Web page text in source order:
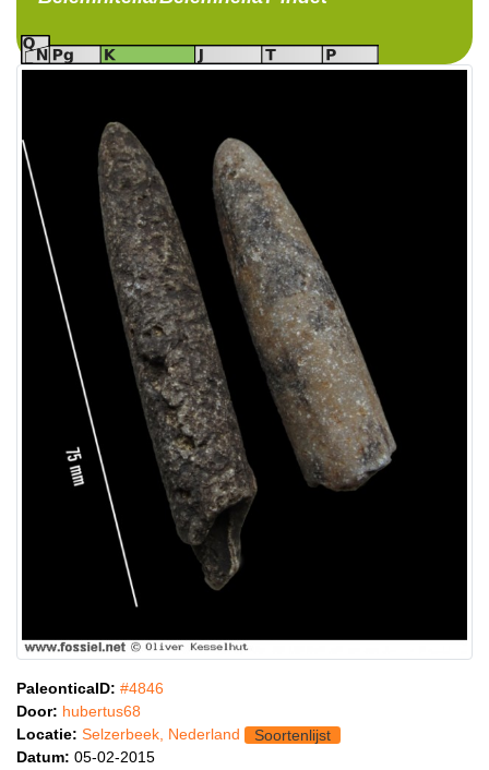
PaleonticaID: #4846
Door: hubertus68
Locatie: Selzerbeek, Nederland
Soortenlijst
Datum: 05-02-2015